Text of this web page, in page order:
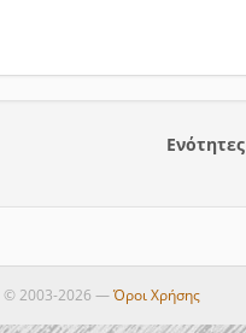
Ενότητες
© 2003-2026 —Όροι Χρήσης